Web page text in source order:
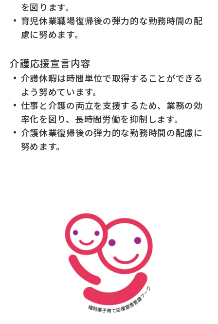
コンプライアンス体制
採用情報
サービス情報
個人のお客さま
を図ります。
育児休業職場復帰後の弾力的な勤務時間の配
慮に努めます。
介護応援宣言内容
介護休暇は時間単位で取得することができる
よう努めています。
仕事と介護の両立を支援するため、業務の効
率化を図り、長時間労働を抑制します。
介護休業復帰後の弾力的な勤務時間の配慮に
努めます。